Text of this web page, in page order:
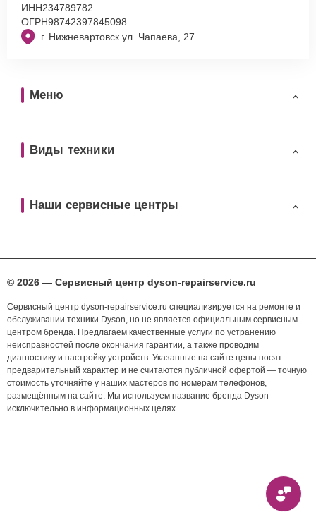
г. Нижневартовск ул. Чапаева, 27
ИНН234789782
ОГРН98742397845098
Меню
Виды техники
Наши сервисные центры
© 2026 — Сервисный центр dyson-repairservice.ru
Сервисный центр dyson-repairservice.ru специализируется на ремонте и
обслуживании техники Dyson, но не является официальным сервисным
центром бренда. Предлагаем качественные услуги по устранению
неисправностей после окончания гарантии, а также проводим
диагностику и настройку устройств. Указанные на сайте цены носят
предварительный характер и не считаются публичной офертой — точную
стоимость уточняйте у наших мастеров по номерам телефонов,
размещённым на сайте. Мы используем название бренда Dyson
исключительно в информационных целях.